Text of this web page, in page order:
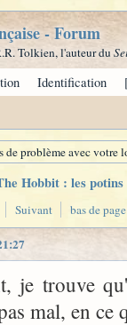
- Forum
Tolkien, l'auteur du
Identification
problème avec
Hobbit : les potins
Suivant bas de page
je trouve
mal, en